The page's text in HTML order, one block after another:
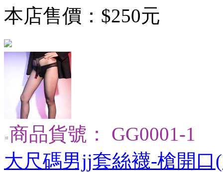
本店售價： $250元
商品貨號： GG0001-1
大尺碼男jj套絲襪-槍開口